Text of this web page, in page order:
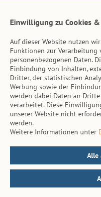
Inhalt
Tierarzt-Suche
Hinweise
AGB
Impressum
Datenschutz
Kontakt
© vs.
Einwilligung zu Cookies
Auf dieser Website nutzen
Funktionen zur
personenbezogenen Daten.
Einbindung von Inhalten,
Dritter, der statistischen
Werbung sowie der
werden dabei Daten an
verarbeitet. Diese
unserer Website nicht
werden.
Weitere Informationen unter
Alle